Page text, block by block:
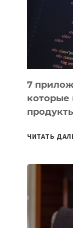
7
которые
ЧИТАТЬ